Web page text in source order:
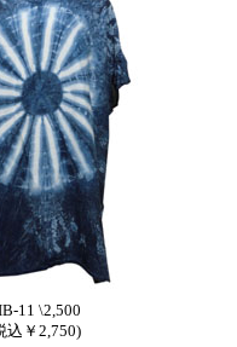
11 \2,500
込￥2,750)